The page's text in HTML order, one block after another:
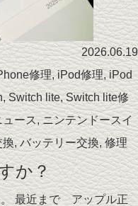
2026.06.19
修理,iPod修理,iPod
,Switch lite,Switch lite修
ュース,ニンテンドースイ
換,バッテリー交換,修理
か？
。 最近まで アップル正